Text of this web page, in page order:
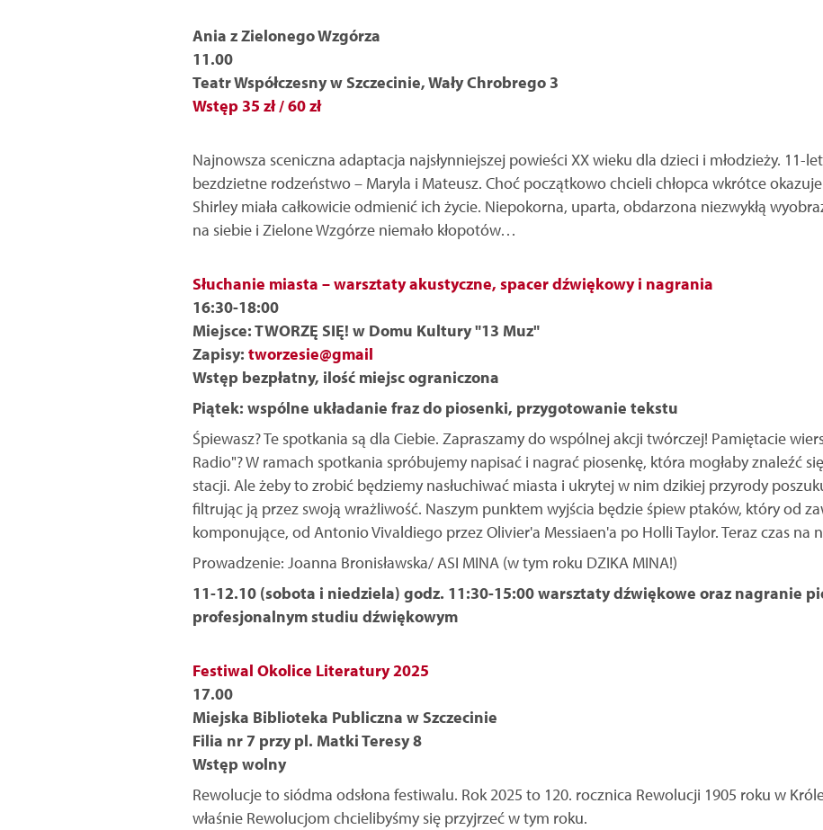
Ania z Zielonego Wzgórza
11.00
Teatr Współczesny w Szczecinie, Wały Chrobrego 3
Wstęp 35 zł / 60 zł
Najnowsza sceniczna adaptacja najsłynniejszej powieści XX wieku dla dzieci i młodzieży. 11-
bezdzietne rodzeństwo – Maryla i Mateusz. Choć początkowo chcieli chłopca wkrótce okazuje
Shirley miała całkowicie odmienić ich życie. Niepokorna, uparta, obdarzona niezwykłą
na siebie i Zielone Wzgórze niemało kłopotów…
Słuchanie miasta – warsztaty akustyczne, spacer dźwiękowy i nagrania
16:30-18:00
Miejsce: TWORZĘ SIĘ! w Domu Kultury "13 Muz"
Zapisy: tworzesie@gmail
Wstęp bezpłatny, ilość miejsc ograniczona
Piątek: wspólne układanie fraz do piosenki, przygotowanie tekstu
Śpiewasz? Te spotkania są dla Ciebie. Zapraszamy do wspólnej akcji twórczej! Pamiętacie
Radio"? W ramach spotkania spróbujemy napisać i nagrać piosenkę, która mogłaby znaleźć
stacji. Ale żeby to zrobić będziemy nasłuchiwać miasta i ukrytej w nim dzikiej przyrody
filtrując ją przez swoją wrażliwość. Naszym punktem wyjścia będzie śpiew ptaków, który od
komponujące, od Antonio Vivaldiego przez Olivier'a Messiaen'a po Holli Taylor. Teraz czas na
Prowadzenie: Joanna Bronisławska/ ASI MINA (w tym roku DZIKA MINA!)
11-12.10 (sobota i niedziela) godz. 11:30-15:00 warsztaty dźwiękowe oraz nagranie
profesjonalnym studiu dźwiękowym
Festiwal Okolice Literatury 2025
17.00
Miejska Biblioteka Publiczna w Szczecinie
Filia nr 7 przy pl. Matki Teresy 8
Wstęp wolny
Rewolucje to siódma odsłona festiwalu. Rok 2025 to 120. rocznica Rewolucji 1905 roku w
właśnie Rewolucjom chcielibyśmy się przyjrzeć w tym roku.